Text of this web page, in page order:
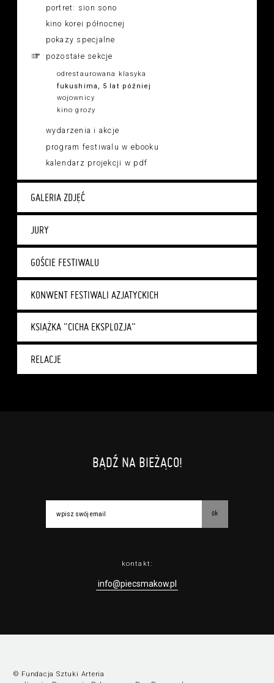
portret: sion sono
kino korei północnej
pokazy specjalne
pozostałe sekcje
odrestaurowana klasyka
fukushima, 5 lat później
wojownicy
kino grozy
wydarzenia i akcje
program festiwalu w ebooku
kalendarz projekcji w pdf
GALERIA ZDJĘĆ
JURY
GOŚCIE FESTIWALU
KONWENT FESTIWALI AZJATYCKICH
KSIĄŻKA "CICHA EKSPLOZJA"
RELACJE
BĄDŹ NA BIEŻĄCO!
ok
kontakt:
info@piecsmakow.pl
© Fundacja Sztuki Arteria